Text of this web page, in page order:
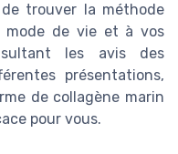
de trouver la méthode
de vie et à vos
les avis des
présentations,
de collagène marin
pour vous.